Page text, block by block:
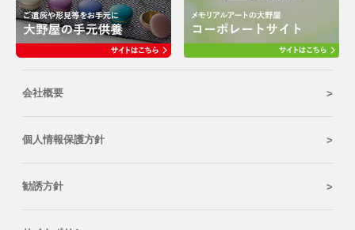
会社概要
個人情報保護方針
勧誘方針